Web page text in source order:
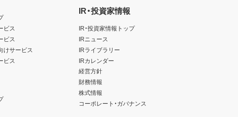
ビス
ビス
けサービス
ビス
IR・投資家情報
IR・投資家情報トップ
IRニュース
IRライブラリー
IRカレンダー
経営方針
財務情報
株式情報
コーポレート・ガバナンス